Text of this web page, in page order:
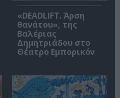
«DEADLIFT. Άρση
θανάτου», της
Βαλέριας
Δημητριάδου στο
Θέατρο Εμπορικόν